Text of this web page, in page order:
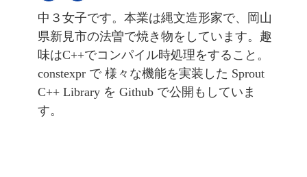
中３女子です。本業は縄文造形家で、岡山
県新見市の法曽で焼き物をしています。趣
味はC++でコンパイル時処理をすること。
constexpr で 様々な機能を実装した Sprout
C++ Library を Github で公開もしていま
す。